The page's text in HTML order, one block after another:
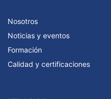
Nosotros
Noticias y eventos
Formación
Calidad y certificaciones